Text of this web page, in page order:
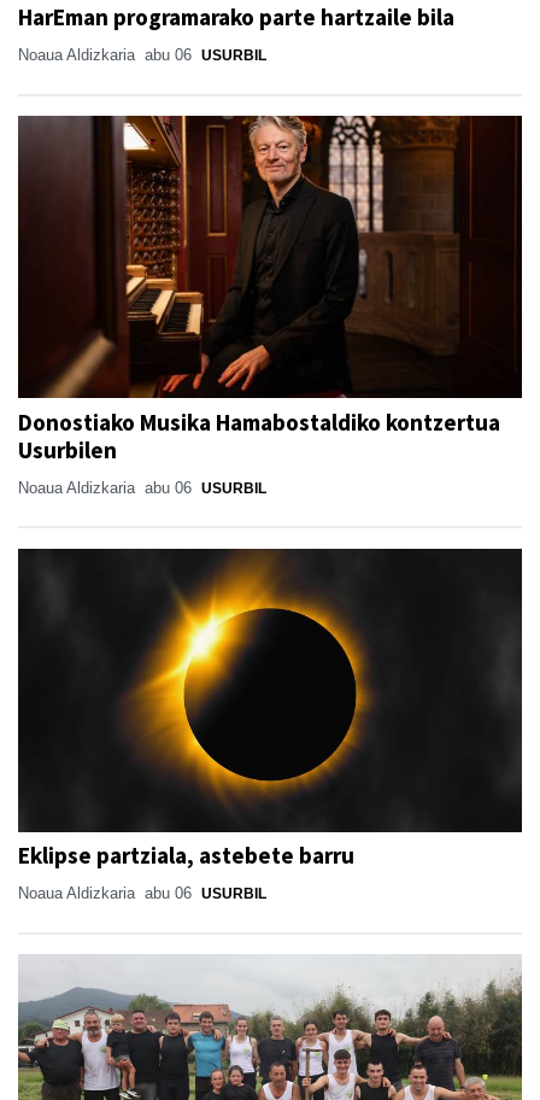
HarEman programarako parte hartzaile bila
Noaua Aldizkaria abu 06 USURBIL
Donostiako Musika Hamabostaldiko kontzertua
Usurbilen
Noaua Aldizkaria abu 06 USURBIL
Eklipse partziala, astebete barru
Noaua Aldizkaria abu 06 USURBIL